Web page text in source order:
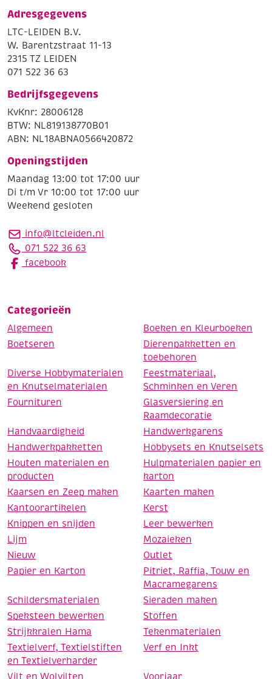
Adresgegevens
LTC-LEIDEN B.V.
W. Barentzstraat 11-13
2315 TZ LEIDEN
071 522 36 63
Bedrijfsgegevens
KvKnr: 28006128
BTW: NL819138770B01
ABN: NL18ABNA0566420872
Openingstijden
Maandag 13:00 tot 17:00 uur
Di t/m Vr 10:00 tot 17:00 uur
Weekend gesloten
info@ltcleiden.nl
071 522 36 63
facebook
Categorieën
Algemeen
Boeken en Kleurboeken
Boetseren
Dierenpakketten en
toebehoren
Diverse Hobbymaterialen
en Knutselmaterialen
Feestmateriaal,
Schminken en Veren
Fournituren
Glasversiering en
Raamdecoratie
Handvaardigheid
Handwerkgarens
Handwerkpakketten
Hobbysets en Knutselsets
Houten materialen en
producten
Hulpmaterialen papier en
karton
Kaarsen en Zeep maken
Kaarten maken
Kantoorartikelen
Kerst
Knippen en snijden
Leer bewerken
Lijm
Mozaieken
Nieuw
Outlet
Papier en Karton
Pitriet, Raffia, Touw en
Macramegarens
Schildersmaterialen
Sieraden maken
Speksteen bewerken
Stoffen
Strijkkralen Hama
Tekenmaterialen
Textielverf, Textielstiften
en Textielverharder
Verf en Inkt
Vilt en Wolvilten Voorjaar